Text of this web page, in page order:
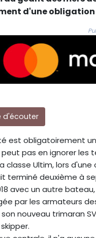
d'une obligation
d'écouter
est obligatoirement
pas en ignorer
classe Ultim, lors
terminé deuxième à
avec un autre
par les armateurs
nouveau trimaran